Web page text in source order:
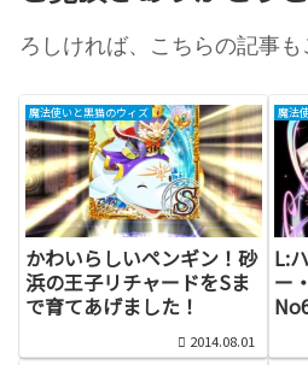
ろしければ、こちらの記事も
魔法使いと黒猫のウィズ
かわいらしいペンギン！砂
浜の王子リチャードをSま
で育てあげました！
2014.08.01
魔法
L:
ー